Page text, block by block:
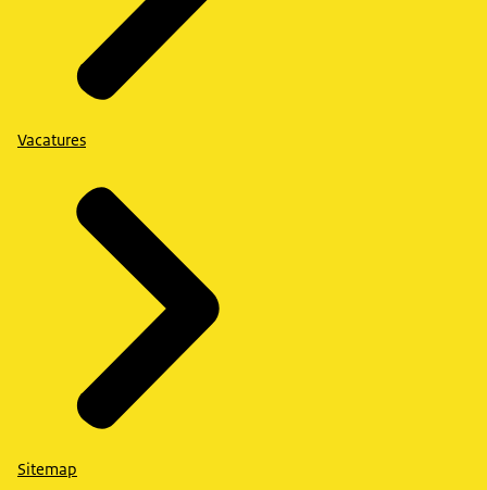
Vacatures
Sitemap